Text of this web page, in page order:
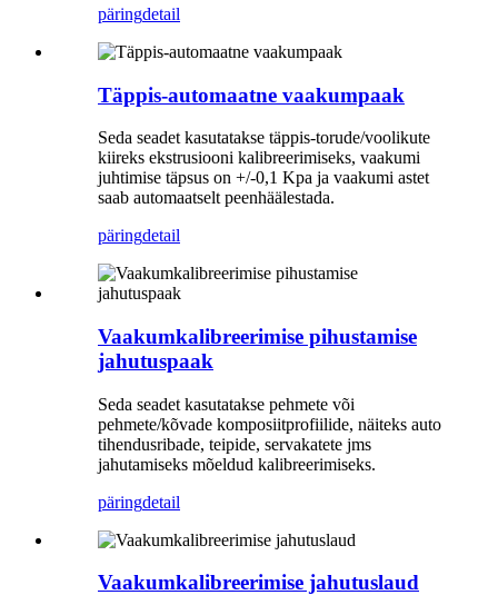
päringdetail
Täppis-automaatne vaakumpaak
Seda seadet kasutatakse täppis-torude/voolikute
kiireks ekstrusiooni kalibreerimiseks, vaakumi
juhtimise täpsus on +/-0,1 Kpa ja vaakumi astet
saab automaatselt peenhäälestada.
päringdetail
Vaakumkalibreerimise pihustamise
jahutuspaak
Seda seadet kasutatakse pehmete või
pehmete/kõvade komposiitprofiilide, näiteks auto
tihendusribade, teipide, servakatete jms
jahutamiseks mõeldud kalibreerimiseks.
päringdetail
Vaakumkalibreerimise jahutuslaud